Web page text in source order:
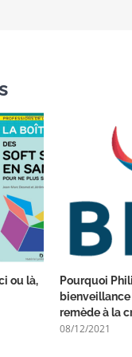
ou là,
Pourquoi
bienveillance
remède à la
08/12/2021